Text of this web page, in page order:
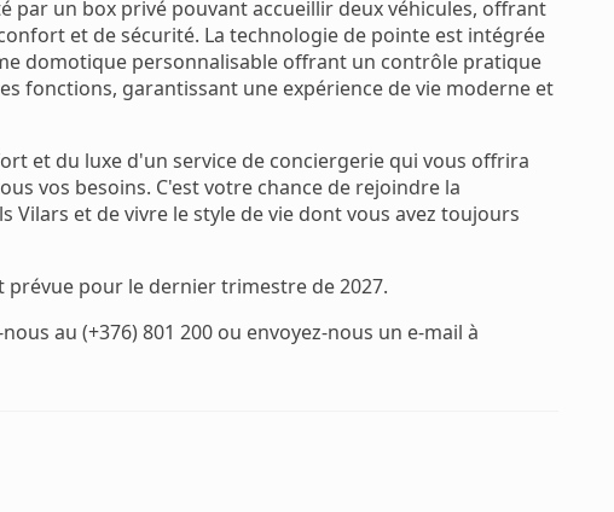
par un box privé pouvant accueillir deux véhicules, offrant
et de sécurité. La technologie de pointe est intégrée
domotique personnalisable offrant un contrôle pratique
fonctions, garantissant une expérience de vie moderne et
et du luxe d'un service de conciergerie qui vous offrira
vos besoins. C'est votre chance de rejoindre la
Vilars et de vivre le style de vie dont vous avez toujours
prévue pour le dernier trimestre de 2027.
au (+376) 801 200 ou envoyez-nous un e-mail à